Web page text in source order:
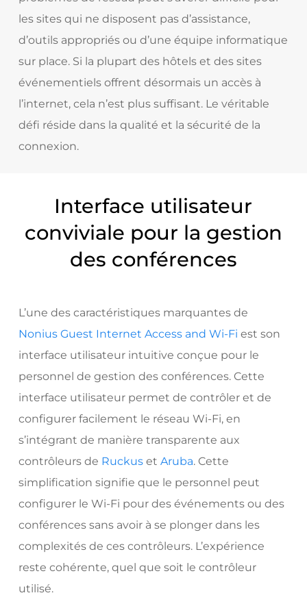
les sites qui ne disposent pas d’assistance,
d’outils appropriés ou d’une équipe informatique
sur place. Si la plupart des hôtels et des sites
événementiels offrent désormais un accès à
l’internet, cela n’est plus suffisant. Le véritable
défi réside dans la qualité et la sécurité de la
connexion.
Interface utilisateur
conviviale pour la gestion
des conférences
L’une des caractéristiques marquantes de
Nonius Guest Internet Access and Wi-Fi est son
interface utilisateur intuitive conçue pour le
personnel de gestion des conférences. Cette
interface utilisateur permet de contrôler et de
configurer facilement le réseau Wi-Fi, en
s’intégrant de manière transparente aux
contrôleurs de Ruckuset Aruba. Cette
simplification signifie que le personnel peut
configurer le Wi-Fi pour des événements ou des
conférences sans avoir à se plonger dans les
complexités de ces contrôleurs. L’expérience
reste cohérente, quel que soit le contrôleur
utilisé.